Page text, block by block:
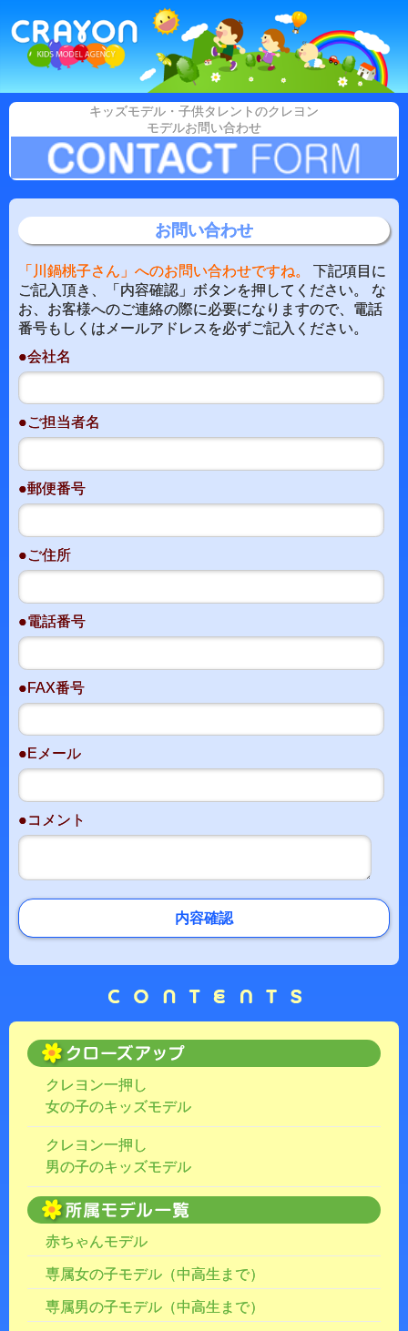
キッズモデル・子供タレントのクレヨン
モデルお問い合わせ
お問い合わせ
「川鍋桃子さん」へのお問い合わせですね。
下記項目に
ご記入頂き、「内容確認」ボタンを押してください。 な
お、お客様へのご連絡の際に必要になりますので、電話
番号もしくはメールアドレスを必ずご記入ください。
●会社名
●ご担当者名
●郵便番号
●ご住所
●電話番号
●FAX番号
●Eメール
●コメント
内容確認
クレヨン一押し
女の子のキッズモデル
クレヨン一押し
男の子のキッズモデル
赤ちゃんモデル
専属女の子モデル（中高生まで）
専属男の子モデル（中高生まで）